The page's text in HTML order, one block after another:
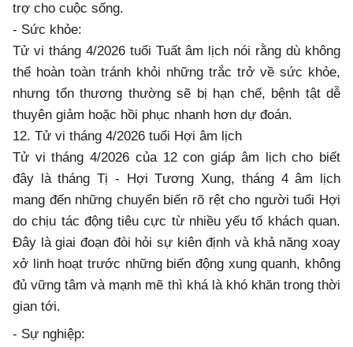
trợ cho cuộc sống.
- Sức khỏe:
Tử vi tháng 4/2026 tuổi Tuất âm lịch nói rằng dù không
thể hoàn toàn tránh khỏi những trắc trở về sức khỏe,
nhưng tổn thương thường sẽ bị hạn chế, bệnh tật dễ
thuyên giảm hoặc hồi phục nhanh hơn dự đoán.
12. Tử vi tháng 4/2026 tuổi Hợi âm lịch
Tử vi tháng 4/2026 của 12 con giáp âm lịch cho biết
đây là tháng Tị - Hợi Tương Xung, tháng 4 âm lịch
mang đến những chuyển biến rõ rệt cho người tuổi Hợi
do chịu tác động tiêu cực từ nhiều yếu tố khách quan.
Đây là giai đoạn đòi hỏi sự kiên định và khả năng xoay
xở linh hoạt trước những biến động xung quanh, không
đủ vững tâm và mạnh mẽ thì khá là khó khăn trong thời
gian tới.
- Sự nghiệp: